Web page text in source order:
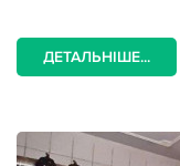
ДЕТАЛЬНІШЕ...